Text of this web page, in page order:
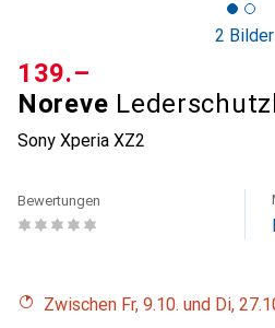
2 Bilder
Noreve
Sony Xperia XZ2
CHF
139.–
Bewertungen
Zwischen Fr, 9.10. und Di,